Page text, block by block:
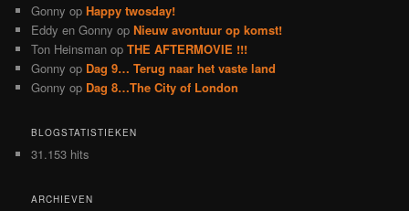
Gonny opHappy twosday!
Eddy en Gonny opNieuw avontuur op komst!
Ton Heinsman opTHE AFTERMOVIE !!!
Gonny op Dag 9… Terug naar het vaste land
Gonny op Dag 8…The City of London
BLOGSTATISTIEKEN
31.153 hits
ARCHIEVEN